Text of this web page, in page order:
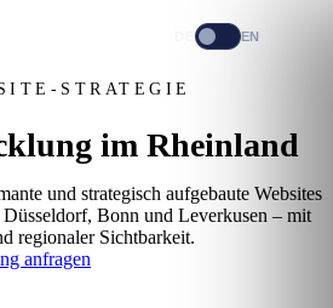
EN
STRATEGIE
im Rheinland
und strategisch aufgebaute Websites
Bonn und Leverkusen – mit
regionaler Sichtbarkeit.
anfragen